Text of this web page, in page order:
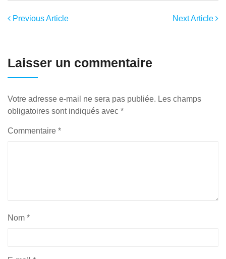
Previous Article Next Article
Laisser un commentaire
Votre adresse e-mail ne sera pas publiée. Les champs
obligatoires sont indiqués avec *
Commentaire *
Nom *